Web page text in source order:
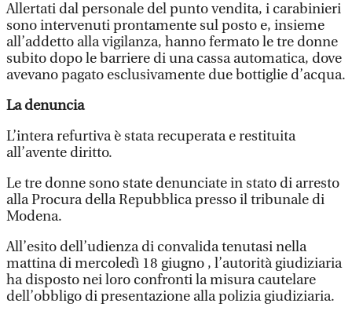
Allertati dal personale del punto vendita, i carabinieri
sono intervenuti prontamente sul posto e, insieme
all’addetto alla vigilanza, hanno fermato le tre donne
subito dopo le barriere di una cassa automatica, dove
avevano pagato esclusivamente due bottiglie d’acqua.
La denuncia
L’intera refurtiva è stata recuperata e restituita
all’avente diritto.
Le tre donne sono state denunciate in stato di arresto
alla Procura della Repubblica presso il tribunale di
Modena.
All’esito dell’udienza di convalida tenutasi nella
mattina di mercoledì 18 giugno , l’autorità giudiziaria
ha disposto nei loro confronti la misura cautelare
dell’obbligo di presentazione alla polizia giudiziaria.